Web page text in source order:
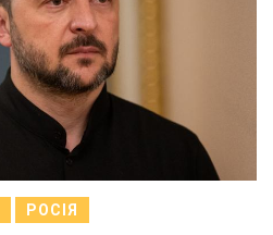
РОСІЯ